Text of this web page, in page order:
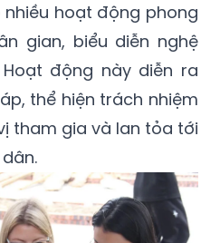
hoạt động phong
gian, biểu diễn nghệ
động này diễn ra
thể hiện trách nhiệm
tham gia và lan tỏa tới